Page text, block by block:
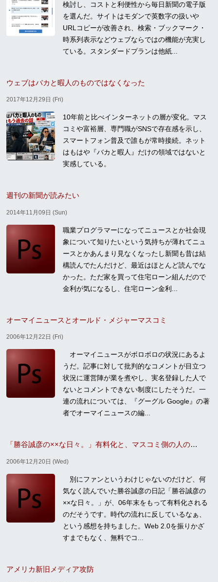
検討し、コストと利便性から毎日新聞の電子版
を選んだ。サイトはモダンで英数字の扱いや
URLコピーが改善され、検索・ブックマーク・
時系列表示などウェブならではの機能が充実し
ている。スタンダードプランは他紙...
ウェブはバカと暇人のものではなくなった
2017年12月29日 (Fri)
10年前と比べインターネットの層が変化。マス
コミや富裕層、専門職がSNSで存在感を示し、
スマートフォン普及で誰もが常時接続。ネット
はもはや『バカと暇人』だけの領域ではないと
実感している。
週刊の新聞が読みたい
2014年11月09日 (Sun)
職業プログラマーになってニュースとか社会現
象について知りたいという気持ちが薄れてニュ
ースとかあんまり見なくなったし新聞も昔は結
構読んでたんだけど、最近はほとんど読んでな
かった。ただ家を買って住宅ローン組んだので
金利が気になるし、住宅ローン金利...
オーマイニュースとオールド・メジャーマスコミ
2006年12月22日 (Fri)
オーマイニュースがボロボロの状況にあるよ
うだ。記事に対して批判的なコメントが目立つ
状況に運営陣が業を煮やし、実名登録した人で
ないとコメントできない制度にしたそうだ。一
連の流れについては、『グーグル Google』の著
者でオーマイニュースの編...
「勝谷誠彦の××な日々。」有料化と、マスコミ側の人の論理
2006年12月20日 (Wed)
別にファンというわけじゃないのだけど、何
気なく読んでいた勝谷誠彦の日記「勝谷誠彦の
××な日々。」が、06年末をもって有料化される
のだそうです。時代の流れに反しているなぁ、
という感想を持ちました。Web 2.0を振りかざ
すまでもなく、無料でコ...
アメリカ新旧メディア攻防